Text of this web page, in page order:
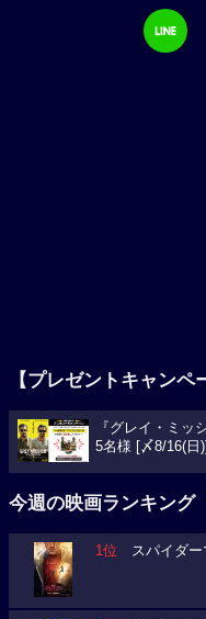
【プレゼントキャンペ
『グレイ・ミッ
5名様 [〆8/16(日)]
今週の映画ランキング
1位 スパイダー